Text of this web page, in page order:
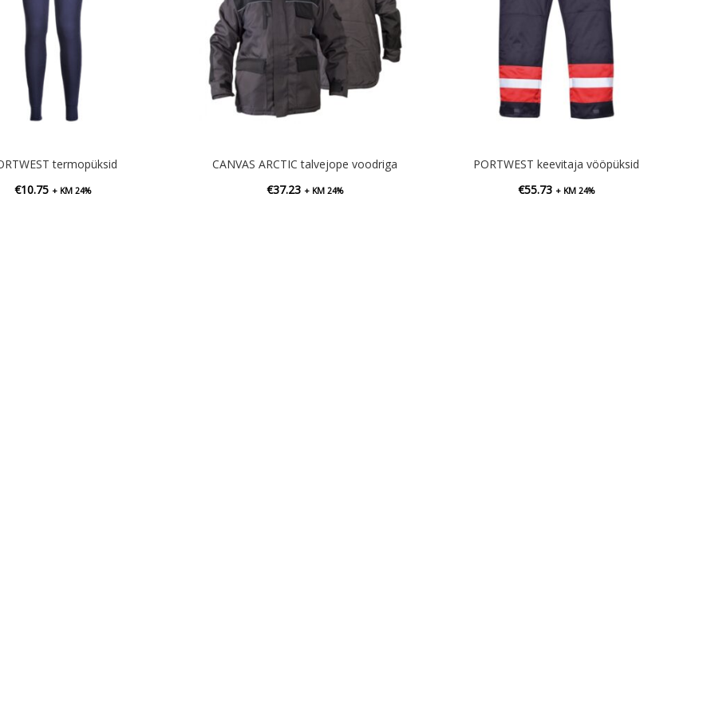
termopüksid
€10.75 + KM 24%
CANVAS ARCTIC talvejope voodriga
€37.23 + KM 24%
PORTWEST keevitaja vööpüksid
€55.73 + KM 24%